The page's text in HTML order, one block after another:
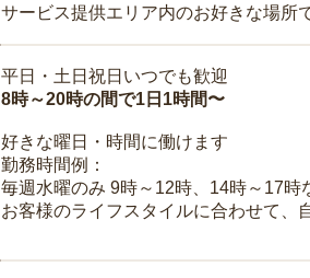
サービス提供エリア内のお好きな場所
平日・土日祝日いつでも歓迎
8時～20時の間で1日1時間〜
好きな曜日・時間に働けます
勤務時間例：
毎週水曜のみ 9時～12時、14時～17時
お客様のライフスタイルに合わせて、